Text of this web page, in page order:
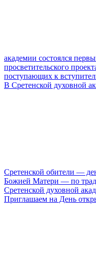
академии состоялся
просветительского
поступающих к
В Сретенской духовной
Сретенской обители —
Божией Матери — по
Сретенской духовной
Приглашаем на День